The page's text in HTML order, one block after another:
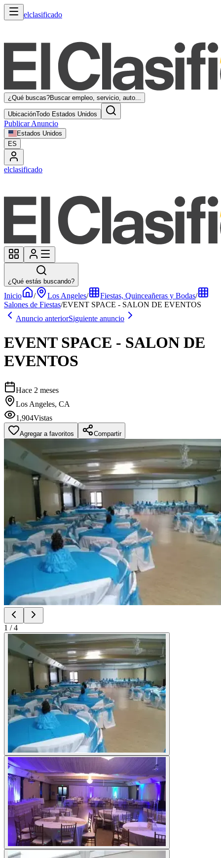
elclasificado
¿Qué buscas?Buscar empleo, servicio, auto...
UbicaciónTodo Estados Unidos
Publicar Anuncio
Estados Unidos
ES
elclasificado
¿Qué estás buscando?
Inicio / Los Angeles/ Fiestas, Quinceañeras y Bodas/
Salones de Fiestas/EVENT SPACE - SALON DE EVENTOS
Anuncio anteriorSiguiente anuncio
EVENT SPACE - SALON DE
EVENTOS
Hace 2 meses
Los Angeles, CA
1,904Vistas
Agregar a favoritos Compartir
1 /4